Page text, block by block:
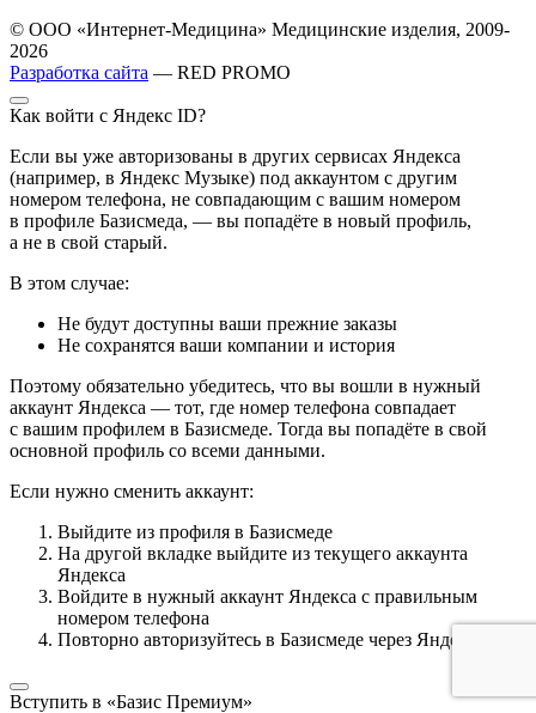
© ООО «Интернет-Медицина» Медицинские изделия, 2009-
2026
Разработка сайта — RED PROMO
Как войти с Яндекс ID?
Если вы уже авторизованы в других сервисах Яндекса
(например, в Яндекс Музыке) под аккаунтом с другим
номером телефона, не совпадающим с вашим номером
в профиле Базисмеда, — вы попадёте в новый профиль,
а не в свой старый.
В этом случае:
Не будут доступны ваши прежние заказы
Не сохранятся ваши компании и история
Поэтому обязательно убедитесь, что вы вошли в нужный
аккаунт Яндекса — тот, где номер телефона совпадает
с вашим профилем в Базисмеде. Тогда вы попадёте в свой
основной профиль со всеми данными.
Если нужно сменить аккаунт:
Выйдите из профиля в Базисмеде
На другой вкладке выйдите из текущего аккаунта
Яндекса
Войдите в нужный аккаунт Яндекса с правильным
номером телефона
Повторно авторизуйтесь в Базисмеде через Яндекс ID
Вступить в «Базис Премиум»